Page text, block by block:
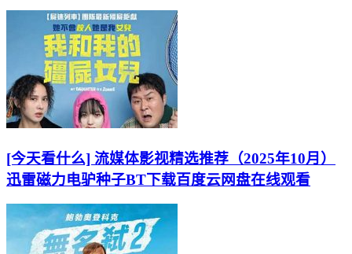
[今天看什么] 流媒体影视精选推荐（2025年10月）
迅雷磁力电驴种子BT下载百度云网盘在线观看